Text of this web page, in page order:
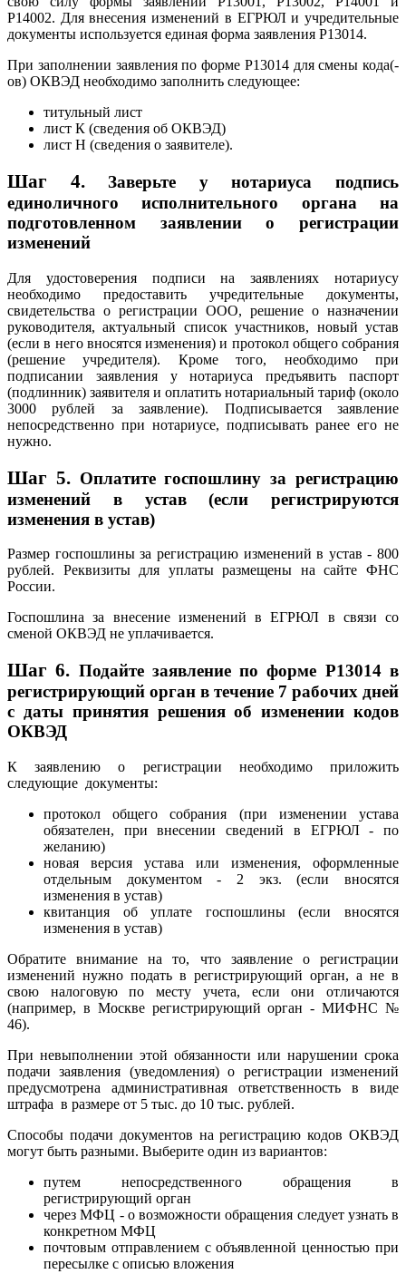
Р14002. Для внесения изменений в ЕГРЮЛ и учредительные
документы используется единая форма заявления Р13014.
При заполнении заявления по форме Р13014 для смены кода(-
ов) ОКВЭД необходимо заполнить следующее:
титульный лист
лист К (сведения об ОКВЭД)
лист Н (сведения о заявителе).
Шаг 4.
Заверьте у нотариуса подпись
единоличного исполнительного органа на
подготовленном заявлении о регистрации
изменений
Для удостоверения подписи на заявлениях нотариусу
необходимо предоставить учредительные документы,
свидетельства о регистрации ООО, решение о назначении
руководителя, актуальный список участников, новый устав
(если в него вносятся изменения) и протокол общего собрания
(решение учредителя). Кроме того, необходимо при
подписании заявления у нотариуса предъявить паспорт
(подлинник) заявителя и оплатить нотариальный тариф (около
3000 рублей за заявление). Подписывается заявление
непосредственно при нотариусе, подписывать ранее его не
нужно.
Шаг 5. Оплатите госпошлину за регистрацию
изменений в устав (если регистрируются
изменения в устав)
Размер госпошлины за регистрацию изменений в устав - 800
рублей. Реквизиты для уплаты размещены на сайте ФНС
России.
Госпошлина за внесение изменений в ЕГРЮЛ в связи со
сменой ОКВЭД не уплачивается.
Шаг 6. Подайте заявление по форме Р13014 в
регистрирующий орган в течение 7 рабочих дней
с даты принятия решения об изменении кодов
ОКВЭД
К заявлению о регистрации необходимо приложить
следующие документы:
протокол общего собрания (при изменении устава
обязателен, при внесении сведений в ЕГРЮЛ - по
желанию)
новая версия устава или изменения, оформленные
отдельным документом - 2 экз. (если вносятся
изменения в устав)
квитанция об уплате госпошлины (если вносятся
изменения в устав)
Обратите внимание на то, что заявление о регистрации
изменений нужно подать в регистрирующий орган, а не в
свою налоговую по месту учета, если они отличаются
(например, в Москве регистрирующий орган - МИФНС №
46).
При невыполнении этой обязанности или нарушении срока
подачи заявления (уведомления) о регистрации изменений
предусмотрена административная ответственность в виде
штрафа в размере от 5 тыс. до 10 тыс. рублей.
Способы подачи документов на регистрацию кодов ОКВЭД
могут быть разными. Выберите один из вариантов:
путем непосредственного обращения в
регистрирующий орган
через МФЦ - о возможности обращения следует узнать в
конкретном МФЦ
почтовым отправлением с объявленной ценностью при
пересылке с описью вложения